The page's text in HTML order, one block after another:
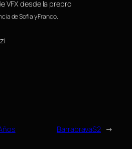
VFX desde la prepro
de Sofia y Franco.
BarrabravaS2 →